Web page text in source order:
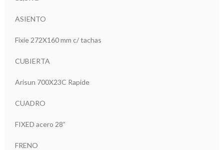
ASIENTO
Fixie 272X160 mm c/ tachas
CUBIERTA
Arisun 700X23C Rapide
CUADRO
FIXED acero 28”
FRENO